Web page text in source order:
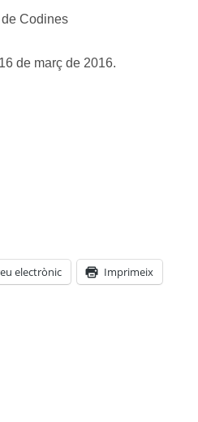
Codines
de març de 2016.
electrònic Imprimeix